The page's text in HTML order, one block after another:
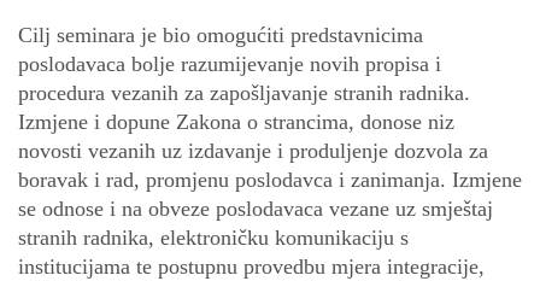
Cilj seminara je bio omogućiti predstavnicima
poslodavaca bolje razumijevanje novih propisa i
procedura vezanih za zapošljavanje stranih radnika.
Izmjene i dopune Zakona o strancima, donose niz
novosti vezanih uz izdavanje i produljenje dozvola za
boravak i rad, promjenu poslodavca i zanimanja. Izmjene
se odnose i na obveze poslodavaca vezane uz smještaj
stranih radnika, elektroničku komunikaciju s
institucijama te postupnu provedbu mjera integracije,